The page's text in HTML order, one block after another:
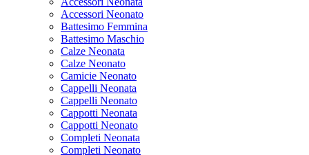
Accessori Neonato
Battesimo Femmina
Battesimo Maschio
Calze Neonata
Calze Neonato
Camicie Neonato
Cappelli Neonata
Cappelli Neonato
Cappotti Neonata
Cappotti Neonato
Completi Neonata
Completi Neonato